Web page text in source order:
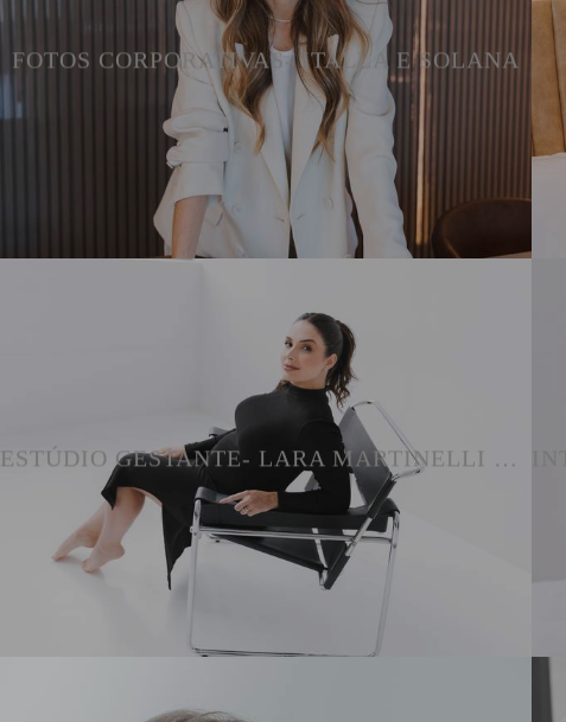
FOTOS CORPORATIVAS- ITALLA E SOLANA